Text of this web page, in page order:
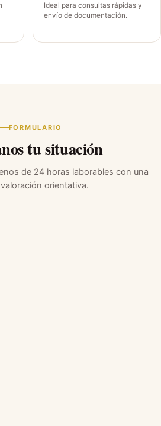
Ideal para consultas rápidas y
envío de documentación.
FORMULARIO
tu situación
de 24 horas laborables con una
orientativa.